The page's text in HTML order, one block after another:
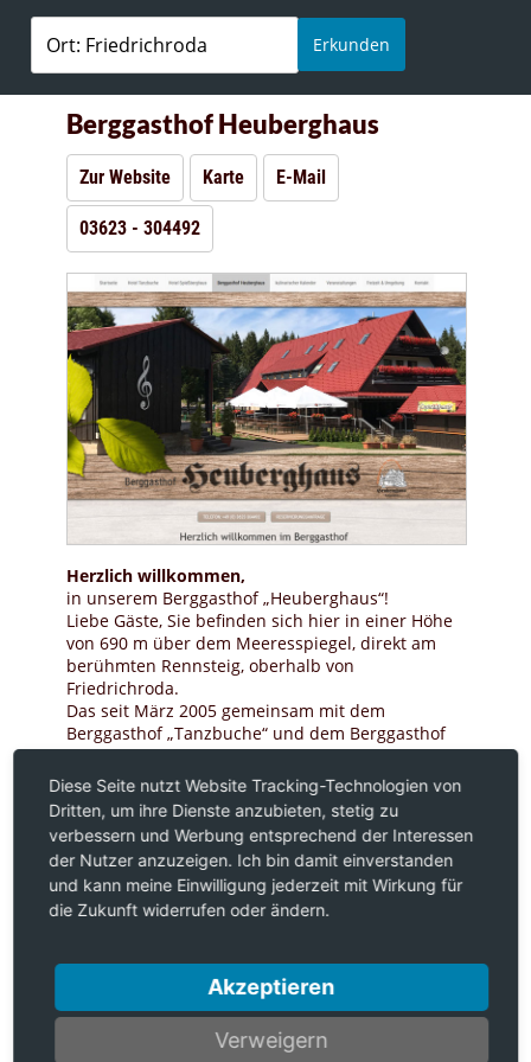
Erkunden
Berggasthof Heuberghaus
Zur Website Karte E-Mail
03623 - 304492
Herzlich willkommen,
in unserem Berggasthof „Heuberghaus“!
Liebe Gäste, Sie befinden sich hier in einer Höhe
von 690 m über dem Meeresspiegel, direkt am
berühmten Rennsteig, oberhalb von
Friedrichroda.
Das seit März 2005 gemeinsam mit dem
Berggasthof „Tanzbuche“ und dem Berggasthof
„Spießberghaus“ betriebene „Heuberghaus“
befindet sich zwischen beiden Hotels in der
Mitte.
Im Jahr 2010 wurde das „Heuberghaus“ von „Kopf
bis Fuß“ saniert.
Der sehr schön am Wald und doch
verkehrsgünstig gelegene Berggasthof verfügt
nun über 5 moderne, top eingerichtete
Aussicht in die Natur hat.
Ob Frühling, Sommer, Herbst oder Winter – hier
macht es Spaß, den wohlverdienten Urlaub zu
Wir freuen uns auf Ihren Besuch!
Diese Seite nutzt Website Tracking-Technologien von
Dritten, um ihre Dienste anzubieten, stetig zu
verbessern und Werbung entsprechend der Interessen
der Nutzer anzuzeigen. Ich bin damit einverstanden
und kann meine Einwilligung jederzeit mit Wirkung für
die Zukunft widerrufen oder ändern.
Akzeptieren
Verweigern